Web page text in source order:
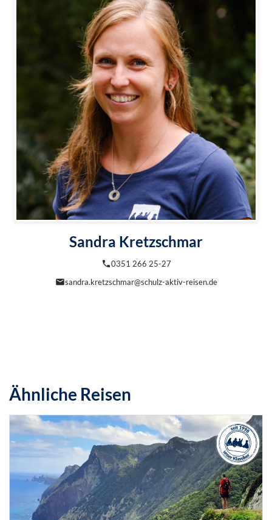
Sandra Kretzschmar
0351 266 25-27
sandra.kretzschmar@schulz-aktiv-reisen.de
Ähnliche Reisen